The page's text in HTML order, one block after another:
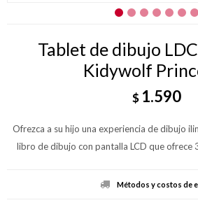
Tablet de dibujo
Kidywolf
$ 1.590
Ofrezca a su hijo una experiencia de dibujo
libro de dibujo con pantalla LCD que ofrece
Métodos y costos de